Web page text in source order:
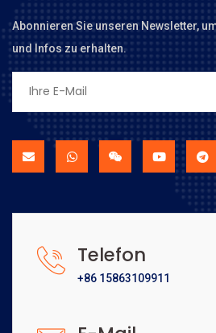
Abonnieren Sie unseren Newsletter,
und Infos zu erhalten.
Telefon
+86 15863109911